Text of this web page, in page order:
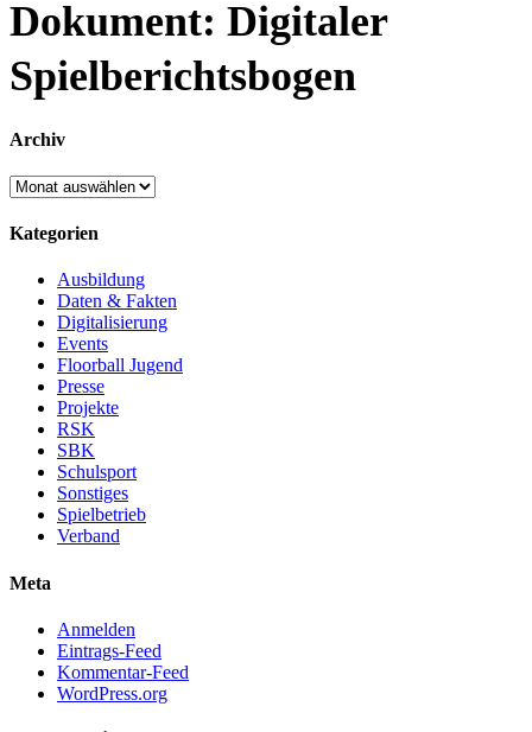
Dokument: Digitaler
Spielberichtsbogen
Archiv
Archiv
Kategorien
Ausbildung
Daten & Fakten
Digitalisierung
Events
Floorball Jugend
Presse
Projekte
RSK
SBK
Schulsport
Sonstiges
Spielbetrieb
Verband
Meta
Anmelden
Eintrags-Feed
Kommentar-Feed
WordPress.org